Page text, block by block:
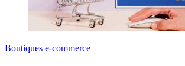
Boutiques e-commerce